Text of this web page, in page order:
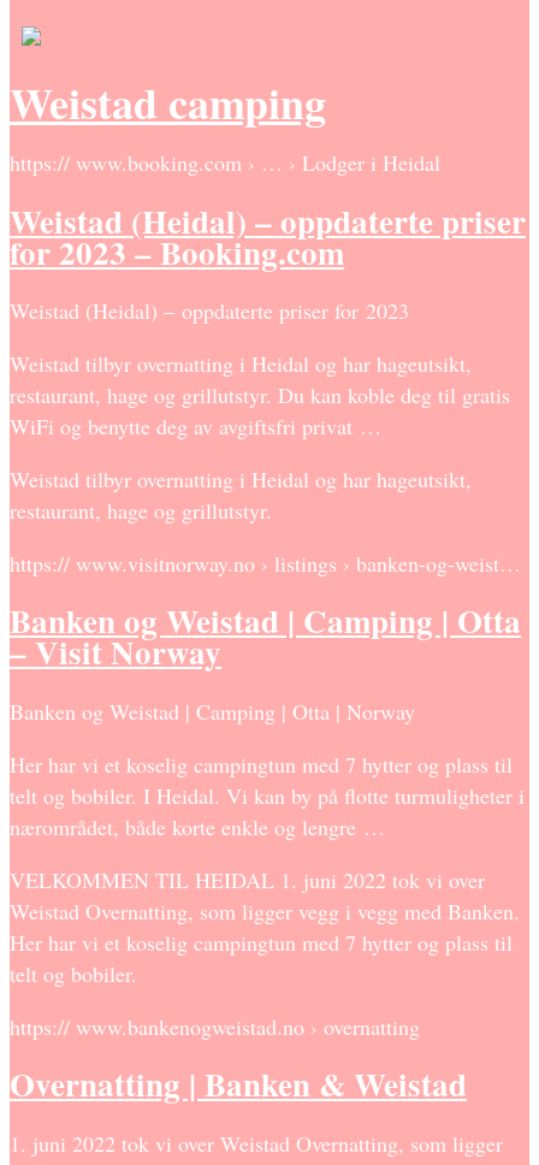
Weistad camping
https:// www.booking.com › … › Lodger i Heidal
Weistad (Heidal) – oppdaterte priser
for 2023 – Booking.com
Weistad (Heidal) – oppdaterte priser for 2023
Weistad tilbyr overnatting i Heidal og har hageutsikt,
restaurant, hage og grillutstyr. Du kan koble deg til gratis
WiFi og benytte deg av avgiftsfri privat …
Weistad tilbyr overnatting i Heidal og har hageutsikt,
restaurant, hage og grillutstyr.
https:// www.visitnorway.no › listings › banken-og-weist…
Banken og Weistad | Camping | Otta
– Visit Norway
Banken og Weistad | Camping | Otta | Norway
Her har vi et koselig campingtun med 7 hytter og plass til
telt og bobiler. I Heidal. Vi kan by på flotte turmuligheter i
nærområdet, både korte enkle og lengre …
VELKOMMEN TIL HEIDAL 1. juni 2022 tok vi over
Weistad Overnatting, som ligger vegg i vegg med Banken.
Her har vi et koselig campingtun med 7 hytter og plass til
telt og bobiler.
https:// www.bankenogweistad.no › overnatting
Overnatting | Banken & Weistad
1. juni 2022 tok vi over Weistad Overnatting, som ligger